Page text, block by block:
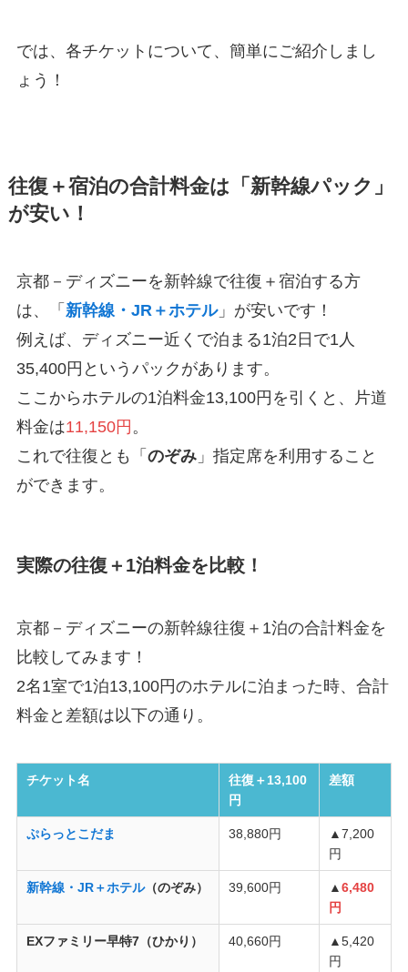
では、各チケットについて、簡単にご紹介しまし
ょう！
往復＋宿泊の合計料金は「新幹線パック」
が安い！
京都－ディズニーを新幹線で往復＋宿泊する方
は、「 新幹線・JR＋ホテル」が安いです！
例えば、ディズニー近くで泊まる1泊2日で1人
35,400円というパックがあります。
ここからホテルの1泊料金13,100円を引くと、片道
料金は11,150円 。
これで往復とも「 のぞみ」指定席を利用すること
ができます。
実際の往復＋1泊料金を比較！
京都－ディズニーの新幹線往復＋1泊の合計料金を
比較してみます！
2名1室で1泊13,100円のホテルに泊まった時、合計
料金と差額は以下の通り。
チケット名
往復＋13,100
円
差額
ぷらっとこだま 38,880円
▲7,200
円
新幹線・JR＋ホテル（のぞみ） 39,600円 ▲6,480
円
EXファミリー早特7（ひかり） 40,660円
▲5,420
円